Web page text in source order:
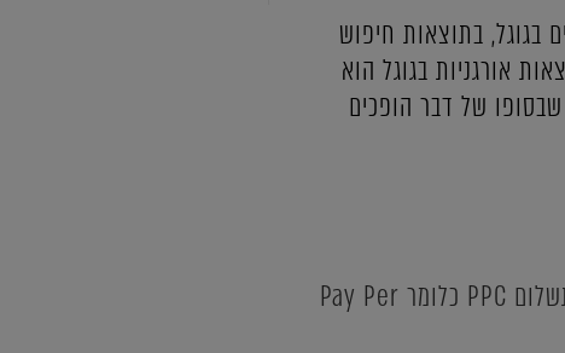
בגוגל, בתוצאות חיפוש
אורגניות בגוגל הוא
שבסופו של דבר הופכים
אלו הן תוצאות של אתרים שמפרסמים בכסף ב"גוגל אדס" (Google Ads), לפי שיטת תשלום PPC כלומר Pay Per